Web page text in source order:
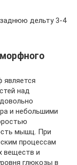
дельту 3-4
является
над
и небольшими
мышц. При
процессам
веществ и
глюкозы в